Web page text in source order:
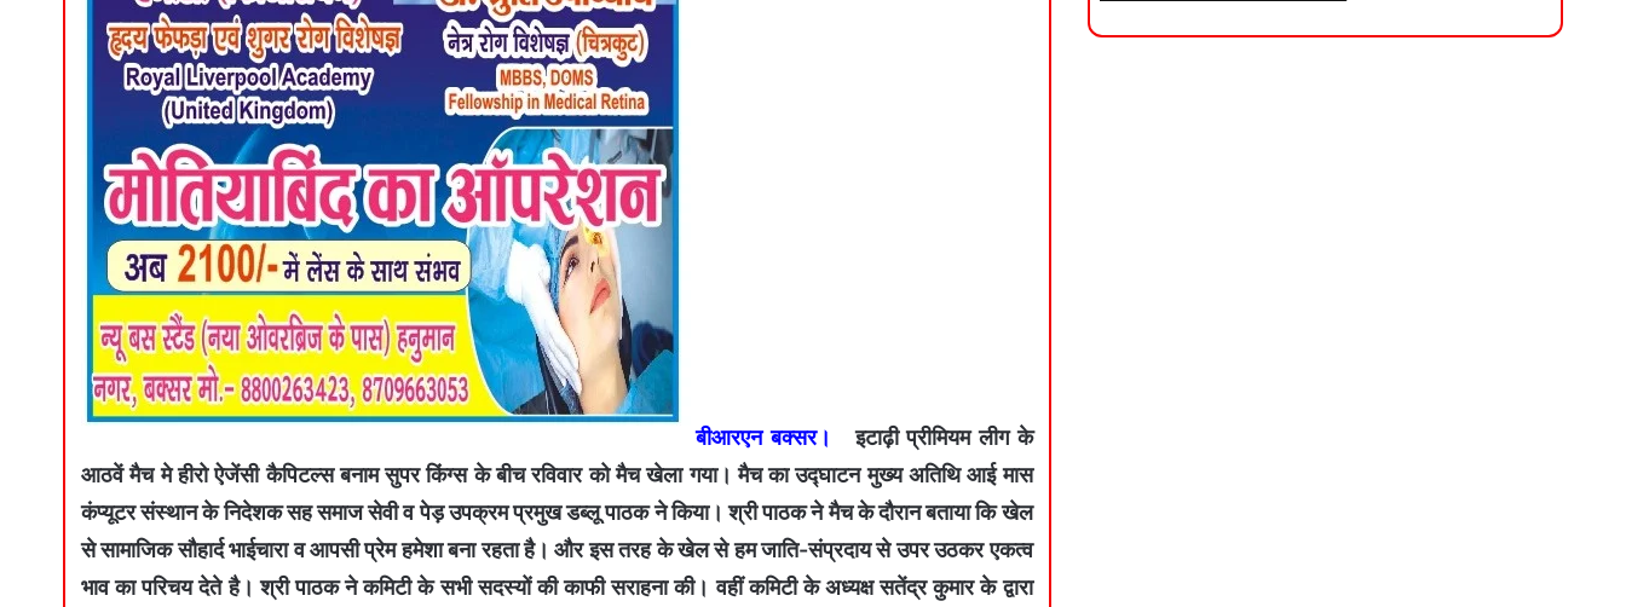
बीआरएन बक्सर।
इटाढ़ी प्रीमियम लीग के
आठवें मैच मे हीरो ऐजेंसी कैपिटल्स बनाम सुपर किंग्स के बीच रविवार को मैच खेला गया। मैच का उद्घाटन मुख्य अतिथि आई मास
कंप्यूटर संस्थान के निदेशक सह समाज सेवी व पेड़ उपक्रम प्रमुख डब्लू पाठक ने किया। श्री पाठक ने मैच के दौरान बताया कि खेल
से सामाजिक सौहार्द भाईचारा व आपसी प्रेम हमेशा बना रहता है। और इस तरह के खेल से हम जाति-संप्रदाय से उपर उठकर एकत्व
भाव का परिचय देते है। श्री पाठक ने कमिटी के सभी सदस्यों की काफी सराहना की। वहीं कमिटी के अध्यक्ष सतेंद्र कुमार के द्वारा